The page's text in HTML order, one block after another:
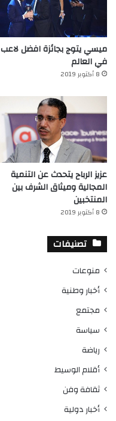
ميسي يتوج بجائزة افضل لاعب
في العالم‎
8 أكتوبر 2019
عزيز الرباح يتحدث عن التنمية
المجالية وميثاق الشرف بين
المنتخبين
8 أكتوبر 2019
تصنيفات
منوعات
أخبار وطنية
مجتمع
سياسة
رياضة
أقلام الوسيط
ثقافة وفن
أخبار دولية